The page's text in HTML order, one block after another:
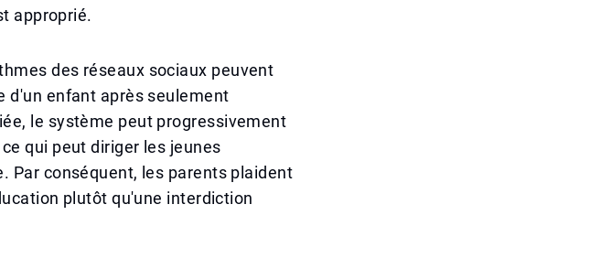
approprié.
des réseaux sociaux peuvent
d'un enfant après seulement
le système peut progressivement
qui peut diriger les jeunes
Par conséquent, les parents plaident
plutôt qu'une interdiction